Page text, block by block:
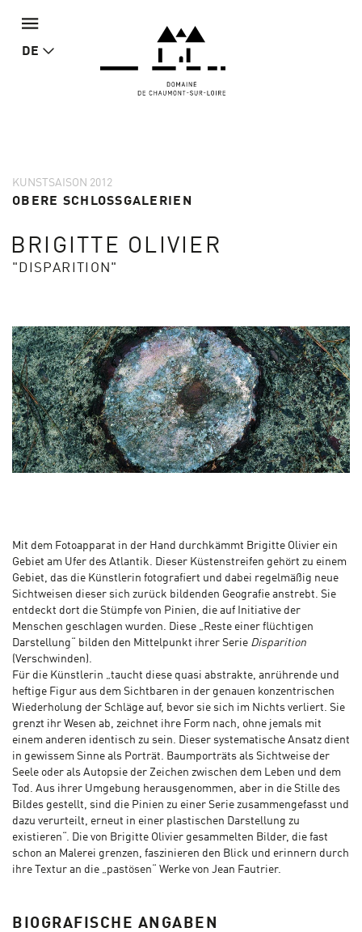
DE
KUNSTSAISON 2012
OBERE SCHLOSSGALERIEN
BRIGITTE OLIVIER
"DISPARITION"
Mit dem Fotoapparat in der Hand durchkämmt Brigitte Olivier ein
Gebiet am Ufer des Atlantik. Dieser Küstenstreifen gehört zu einem
Gebiet, das die Künstlerin fotografiert und dabei regelmäßig neue
Sichtweisen dieser sich zurück bildenden Geografie anstrebt. Sie
entdeckt dort die Stümpfe von Pinien, die auf Initiative der
Menschen geschlagen wurden. Diese „Reste einer flüchtigen
Darstellung“ bilden den Mittelpunkt ihrer Serie Disparition
(Verschwinden).
Für die Künstlerin „taucht diese quasi abstrakte, anrührende und
heftige Figur aus dem Sichtbaren in der genauen konzentrischen
Wiederholung der Schläge auf, bevor sie sich im Nichts verliert. Sie
grenzt ihr Wesen ab, zeichnet ihre Form nach, ohne jemals mit
einem anderen identisch zu sein. Dieser systematische Ansatz dient
in gewissem Sinne als Porträt. Baumporträts als Sichtweise der
Seele oder als Autopsie der Zeichen zwischen dem Leben und dem
Tod. Aus ihrer Umgebung herausgenommen, aber in die Stille des
Bildes gestellt, sind die Pinien zu einer Serie zusammengefasst und
dazu verurteilt, erneut in einer plastischen Darstellung zu
existieren“. Die von Brigitte Olivier gesammelten Bilder, die fast
schon an Malerei grenzen, faszinieren den Blick und erinnern durch
ihre Textur an die „pastösen“ Werke von Jean Fautrier.
BIOGRAFISCHE ANGABEN